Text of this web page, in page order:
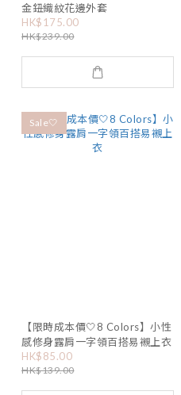
金鈕織紋花邊外套
HK$175.00
HK$239.00
Sale🤍
【限時成本價🤍8 Colors】小性
感修身露肩一字領百搭易襯上衣
HK$85.00
HK$139.00